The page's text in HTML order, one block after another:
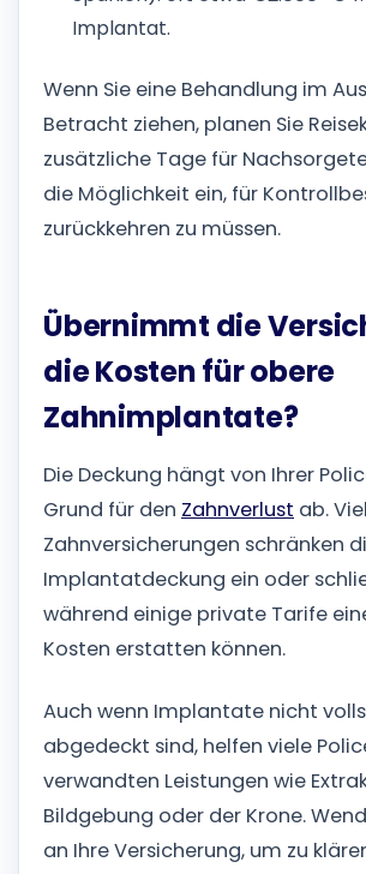
Implantat.
Wenn Sie eine Behandlung im
Betracht ziehen, planen Sie
zusätzliche Tage für
die Möglichkeit ein, für
zurückkehren zu müssen.
Übernimmt die
die Kosten für obere
Zahnimplantate?
Die Deckung hängt von Ihrer
Grund für den Zahnverlust ab.
Zahnversicherungen schränken
Implantatdeckung ein oder
während einige private Tarife
Kosten erstatten können.
Auch wenn Implantate nicht
abgedeckt sind, helfen viele
verwandten Leistungen wie
Bildgebung oder der Krone.
an Ihre Versicherung, um zu